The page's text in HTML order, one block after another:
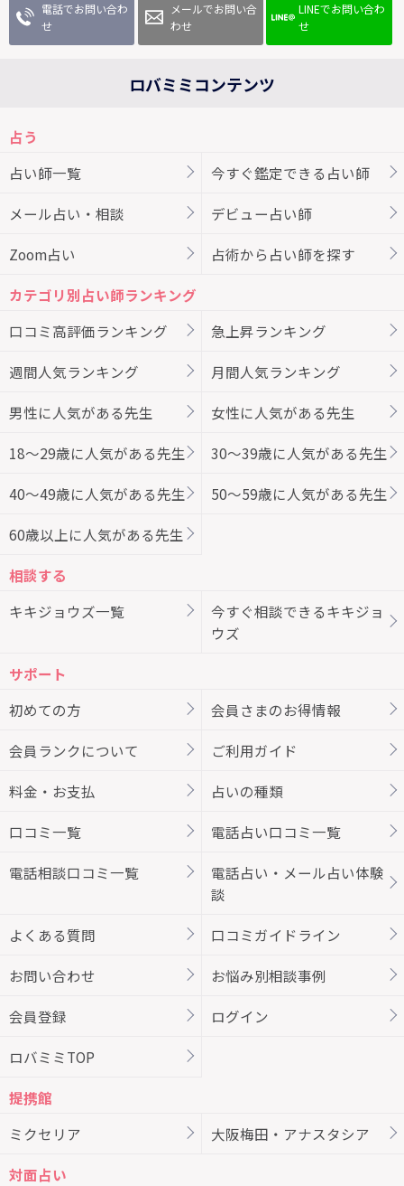
電話でお問い合わ
せ
メールでお問い合
わせ
LINEでお問い合わ
せ
ロバミミコンテンツ
占う
占い師一覧
今すぐ鑑定できる占い師
メール占い・相談 デビュー占い師
Zoom占い 占術から占い師を探す
カテゴリ別占い師ランキング
口コミ高評価ランキング
急上昇ランキング
週間人気ランキング 月間人気ランキング
男性に人気がある先生 女性に人気がある先生
18～29歳に人気がある先生 30～39歳に人気がある先生
40～49歳に人気がある先生 50～59歳に人気がある先生
60歳以上に人気がある先生
相談する
キキジョウズ一覧
今すぐ相談できるキキジョ
ウズ
サポート
初めての方
会員さまのお得情報
会員ランクについて ご利用ガイド
料金・お支払 占いの種類
口コミ一覧 電話占い口コミ一覧
電話相談口コミ一覧
電話占い・メール占い体験
談
よくある質問 口コミガイドライン
お問い合わせ お悩み別相談事例
会員登録 ログイン
ロバミミTOP
提携館
ミクセリア
大阪梅田・アナスタシア
対面占い